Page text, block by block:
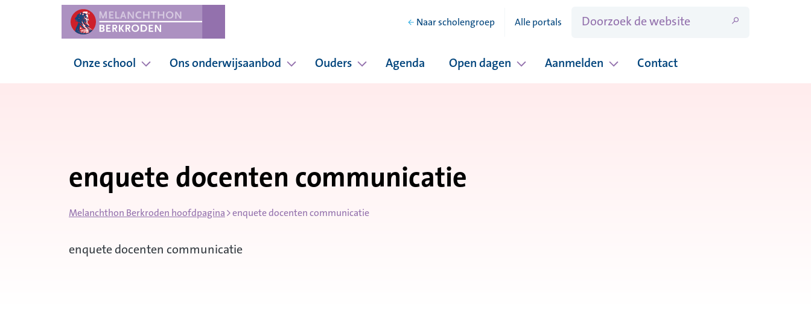
Naar scholengroep Alle portals
Onze school
Pagina's onder Onze school
Ons onderwijsaanbod
Pagina's onder Ons onderwijsaanbod
Ouders
Pagina's onder Ouders
Agenda Open dagen Aanmelden Contact
enquete docenten communicatie
Melanchthon Berkroden hoofdpagina enquete docenten communicatie
enquete docenten communicatie